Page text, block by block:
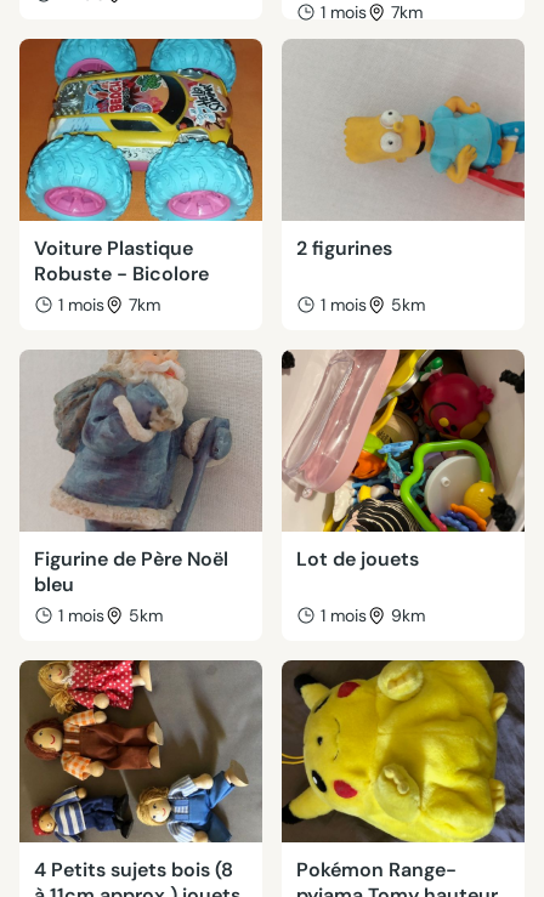
1 mois 7km
Voiture Plastique
Robuste - Bicolore
1 mois 7km
2 figurines
1 mois 5km
Figurine de Père Noël
bleu
1 mois 5km
Lot de jouets
1 mois 9km
4 Petits sujets bois (8
Pokémon Range-